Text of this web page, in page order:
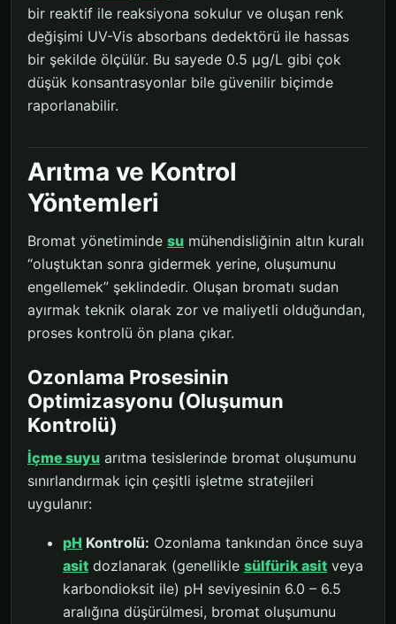
bir reaktif ile reaksiyona sokulur ve oluşan renk
değişimi UV-Vis absorbans dedektörü ile hassas
bir şekilde ölçülür. Bu sayede 0.5 µg/L gibi çok
düşük konsantrasyonlar bile güvenilir biçimde
raporlanabilir.
Arıtma ve Kontrol
Yöntemleri
Bromat yönetiminde su mühendisliğinin altın kuralı
“oluştuktan sonra gidermek yerine, oluşumunu
engellemek” şeklindedir. Oluşan bromatı sudan
ayırmak teknik olarak zor ve maliyetli olduğundan,
proses kontrolü ön plana çıkar.
Ozonlama Prosesinin
Optimizasyonu (Oluşumun
Kontrolü)
İçme suyu arıtma tesislerinde bromat oluşumunu
sınırlandırmak için çeşitli işletme stratejileri
uygulanır:
pH Kontrolü: Ozonlama tankından önce suya
asit dozlanarak (genellikle sülfürik asit veya
karbondioksit ile) pH seviyesinin 6.0 – 6.5
aralığına düşürülmesi, bromat oluşumunu